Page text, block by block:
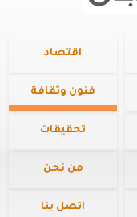
اقتصاد
فنون وثقافة
تحقيقات
من نحن
اتصل بنا